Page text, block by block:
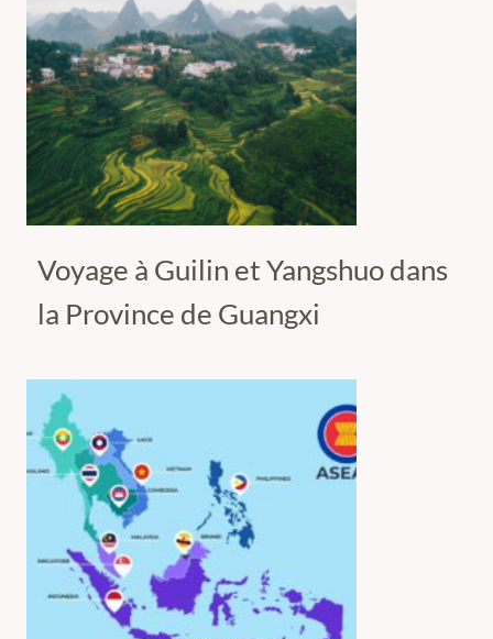
Voyage à Guilin et Yangshuo dans
la Province de Guangxi